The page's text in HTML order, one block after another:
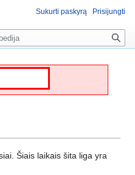
Šiais laikais šita liga yra
Sukurti paskyrą Prisijungti